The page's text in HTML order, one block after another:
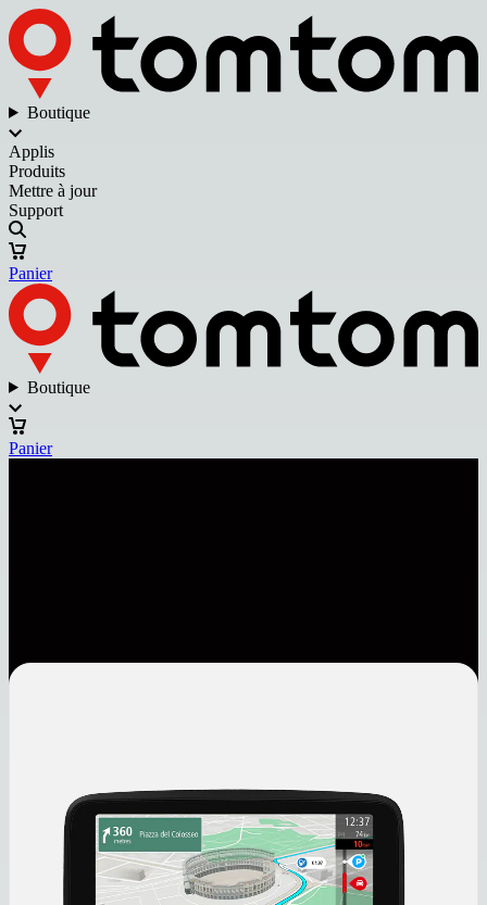
Boutique
Applis
Produits
Mettre à jour
Support
Panier
Boutique
Panier